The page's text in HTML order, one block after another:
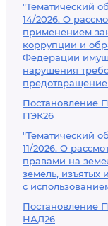
"Тематический
14/2026. О
применением
коррупции и
Федерации
нарушения
Постановление
ПЭК26
"Тематический
11/2026. О
правами на
земель, изъятых
с
Постановление
НАД26